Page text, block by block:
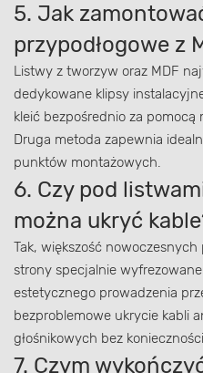
5. Jak
przypodłogowe z
Listwy z tworzyw oraz MDF
dedykowane klipsy
kleić bezpośrednio za
Druga metoda zapewnia
punktów montażowych.
6. Czy pod
można ukryć
Tak, większość
strony specjalnie
estetycznego prowadzenia
bezproblemowe ukrycie kabli
głośnikowych bez
7. Czym